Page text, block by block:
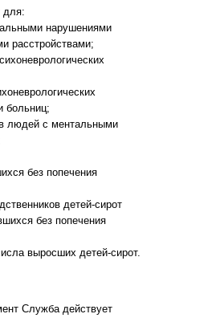
для:
нарушениями
расстройствами;
больниц;
людей с ментальными
без попечения
детей-сирот
без попечения
выросших детей-сирот.
Служба действует